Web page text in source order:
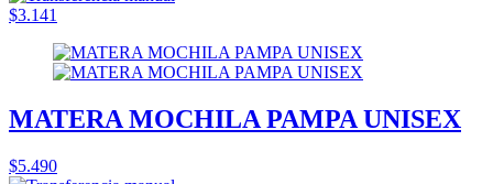
$3.141
MATERA MOCHILA PAMPA UNISEX
$5.490